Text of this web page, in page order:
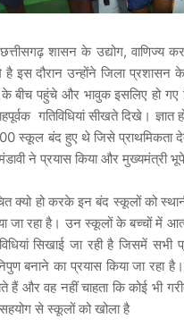
शासन के उद्योग, वाणिज्य कर
मे है इस दौरान उन्होंने जिला
के बीच पहुंचे और भावुक इसलिए हो
गतिविधियां सीखते दिखे।
स्कूल बंद हुए थे जिसे प्राथमिकता
ने प्रयास किया और
क्यो हो करके इन बंद स्कूलों को
जा रहा है। उन स्कूलों के बच्चों में
सिखाई जा रही है जिसमें
बनाने का प्रयास किया जा रहा
वह नहीं चाहता कि कोई भी
से स्कूलों को खोला है